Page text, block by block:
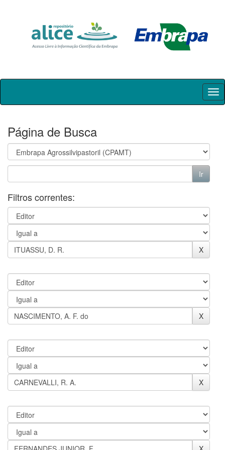
Skip
Página de Busca
Filtros correntes: